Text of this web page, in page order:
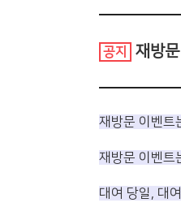
공지 재방
재방문 이벤트
재방문 이벤트
대여 당일, 대